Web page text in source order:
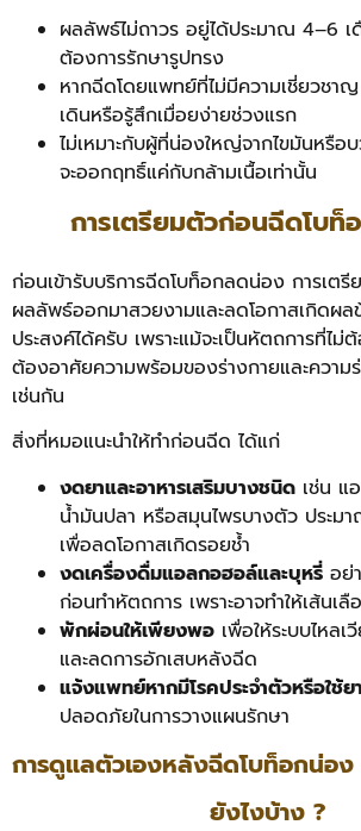
ผลลัพธ์ไม่ถาวร อยู่ได้ประมาณ 4–6
ต้องการรักษารูปทรง
หากฉีดโดยแพทย์ที่ไม่มีความเชี่ยวชา
เดินหรือรู้สึกเมื่อยง่ายช่วงแรก
ไม่เหมาะกับผู้ที่น่องใหญ่จากไขมันหรือ
จะออกฤทธิ์แค่กับกล้ามเนื้อเท่านั้น
การเตรียมตัวก่อนฉีดโบ
ก่อนเข้ารับบริการฉีดโบท็อกลดน่อง การเตรี
ผลลัพธ์ออกมาสวยงามและลดโอกาสเกิดผล
ประสงค์ได้ครับ เพราะแม้จะเป็นหัตถการที่ไ
ต้องอาศัยความพร้อมของร่างกายและความ
เช่นกัน
สิ่งที่หมอแนะนำให้ทำก่อนฉีด ได้แก่
งดยาและอาหารเสริมบางชนิด เช่น แ
น้ำมันปลา หรือสมุนไพรบางตัว ประ
เพื่อลดโอกาสเกิดรอยช้ำ
งดเครื่องดื่มแอลกอฮอล์และบุหรี่ อย่
ก่อนทำหัตถการ เพราะอาจทำให้เส้นเ
พักผ่อนให้เพียงพอ เพื่อให้ระบบไหล
และลดการอักเสบหลังฉีด
แจ้งแพทย์หากมีโรคประจำตัวหรือใช้ย
ปลอดภัยในการวางแผนรักษา
การดูแลตัวเองหลังฉีดโบท็อกน่อ
ยังไงบ้าง ?